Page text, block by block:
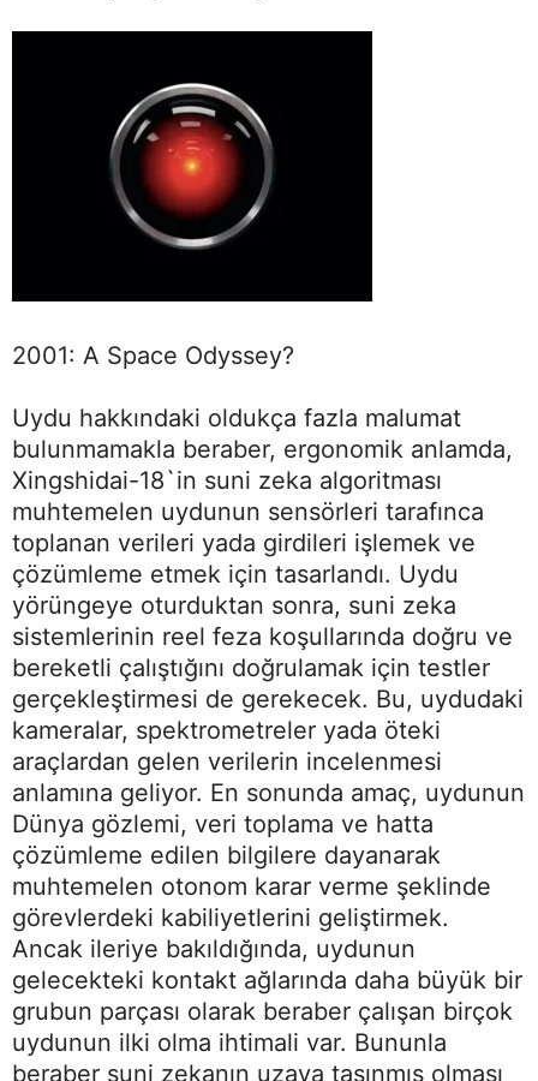
2001: A Space Odyssey?
Uydu hakkındaki oldukça fazla malumat
bulunmamakla beraber, ergonomik anlamda,
Xingshidai-18`in suni zeka algoritması
muhtemelen uydunun sensörleri tarafınca
toplanan verileri yada girdileri işlemek ve
çözümleme etmek için tasarlandı. Uydu
yörüngeye oturduktan sonra, suni zeka
sistemlerinin reel feza koşullarında doğru ve
bereketli çalıştığını doğrulamak için testler
gerçekleştirmesi de gerekecek. Bu, uydudaki
kameralar, spektrometreler yada öteki
araçlardan gelen verilerin incelenmesi
anlamına geliyor. En sonunda amaç, uydunun
Dünya gözlemi, veri toplama ve hatta
çözümleme edilen bilgilere dayanarak
muhtemelen otonom karar verme şeklinde
görevlerdeki kabiliyetlerini geliştirmek.
Ancak ileriye bakıldığında, uydunun
gelecekteki kontakt ağlarında daha büyük bir
grubun parçası olarak beraber çalışan birçok
uydunun ilki olma ihtimali var. Bununla
beraber suni zekanın uzaya taşınmış olması